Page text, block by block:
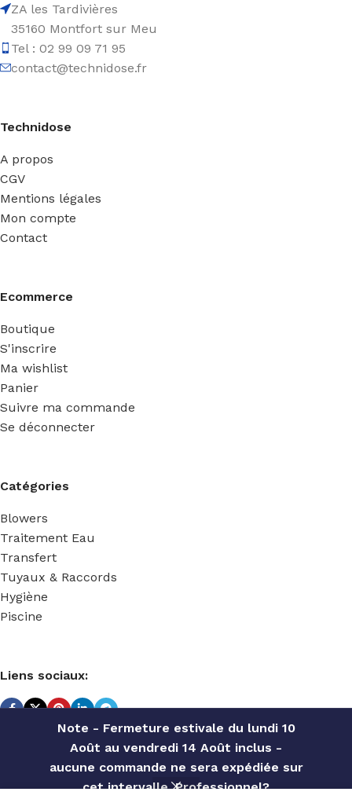
Note - Fermeture estivale du lundi 10
Août au vendredi 14 Août inclus -
aucune commande ne sera expédiée sur
cet intervalle. Professionnel?
ZA les Tardivières
35160 Montfort sur Meu
Tel : 02 99 09 71 95
contact@technidose.fr
Technidose
A propos
CGV
Mentions légales
Mon compte
Contact
Ecommerce
Boutique
S'inscrire
Ma wishlist
Panier
Suivre ma commande
Se déconnecter
Catégories
Blowers
Traitement Eau
Transfert
Tuyaux & Raccords
Hygiène
Piscine
Liens sociaux:
TECHNIDOSE 2022 Réalisé parACS INFORMATIQUE